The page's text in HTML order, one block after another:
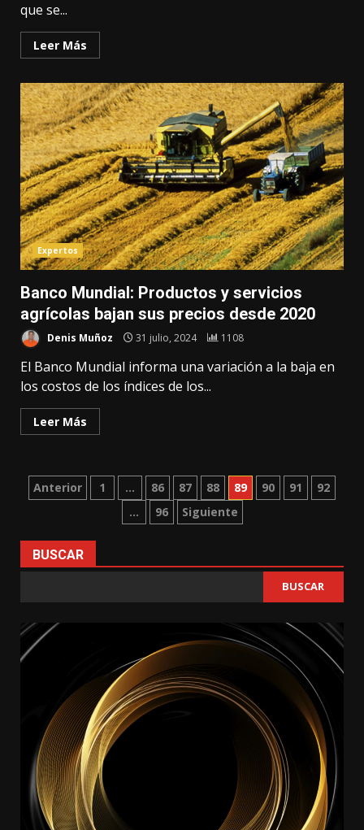
que se...
Leer Más
Expertos
Banco Mundial: Productos y servicios
agrícolas bajan sus precios desde 2020
Denis Muñoz 31 julio, 2024 1108
El Banco Mundial informa una variación a la baja en
los costos de los índices de los...
Leer Más
Paginación
entradas
Anterior 1 … 86 87 88 89 90 91
92
…
96 Siguiente
BUSCAR
BUSCAR